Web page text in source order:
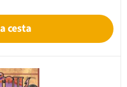
cesta